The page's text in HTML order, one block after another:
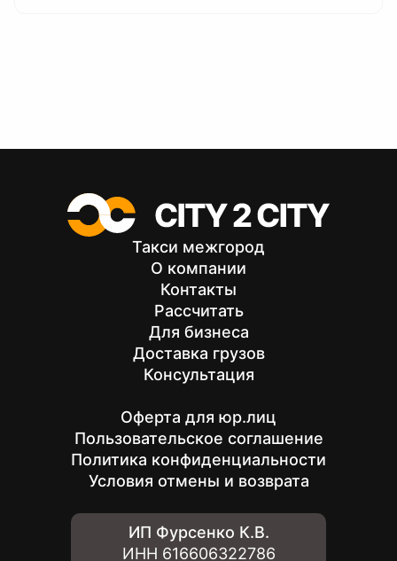
Такси межгород
О компании
Контакты
Рассчитать
Для бизнеса
Доставка грузов
Консультация
Оферта для юр.лиц
Пользовательское соглашение
Политика конфиденциальности
Условия отмены и возврата
ИП Фурсенко К.В.
ИНН 616606322786